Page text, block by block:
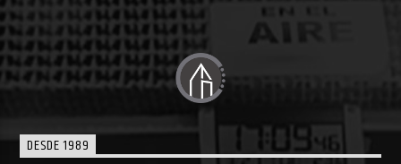
DESDE 1989